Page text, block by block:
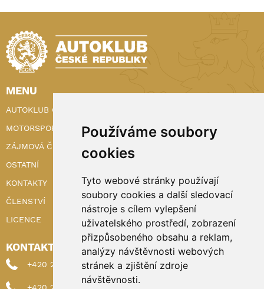
Používáme soubory
cookies
Tyto webové stránky používají
soubory cookies a další sledovací
nástroje s cílem vylepšení
uživatelského prostředí, zobrazení
přizpůsobeného obsahu a reklam,
analýzy návštěvnosti webových
stránek a zjištění zdroje
návštěvnosti.
MENU
AUTOKLUB ČR
MOTORSPORT
ZÁJMOVÁ ČINNOST
OSTATNÍ
KONTAKTY
ČLENSTVÍ
LICENCE
KONTAKTY
+420 222 898 224 (sekretariat)